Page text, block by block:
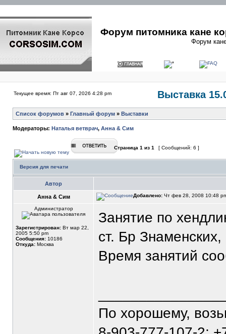
Форум питомника кане
Форум
Текущее время: Пт авг 07, 2026 4:28 pm Выставка
Список форумов » Главный форум » Выставки
Модераторы: Наталья ветврач, Анна & Сим
Страница 1 из 1 [ Сообщений: 6 ]
Версия для печати
Автор
Анна & Сим Добавлено: Чт фев 28, 2008 10:48
Администратор
Зарегистрирован: Вт мар 22,
2005 5:50 pm
Сообщения: 10186
Откуда: Москва
Занятие по
ст. Бр
Время занятий
По хорошему,